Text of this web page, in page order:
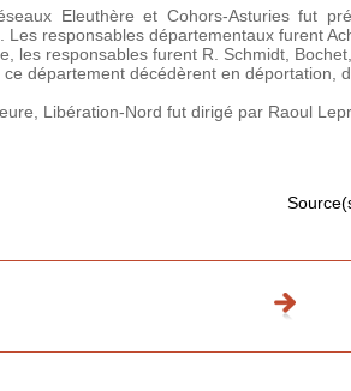
Eleuthère et Cohors-Asturies fut
Les responsables départementaux furent
les responsables furent R. Schmidt,
ce département décédèrent en déportation,
Libération-Nord fut dirigé par Raoul